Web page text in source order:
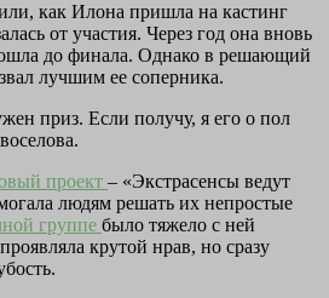
как Илона пришла на кастинг
от участия. Через год она вновь
до финала. Однако в решающий
лучшим ее соперника.
приз. Если получу, я его о пол
проект – «Экстрасенсы ведут
людям решать их непростые
группе было тяжело с ней
крутой нрав, но сразу